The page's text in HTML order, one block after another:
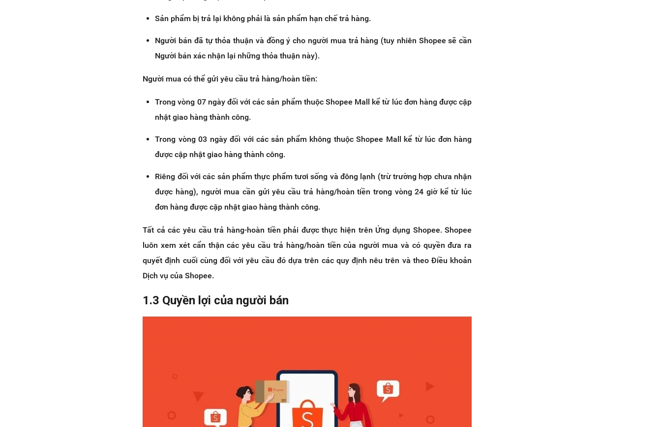
Sản phẩm bị trả lại không phải là sản phẩm hạn chế trả hàng.
Người bán đã tự thỏa thuận và đồng ý cho người mua trả hàng (tuy nhiên Shopee sẽ cần
Người bán xác nhận lại những thỏa thuận này).
Người mua có thể gửi yêu cầu trả hàng/hoàn tiền:
Trong vòng 07 ngày đối với các sản phẩm thuộc Shopee Mall kể từ lúc đơn hàng được cập
nhật giao hàng thành công.
Trong vòng 03 ngày đối với các sản phẩm không thuộc Shopee Mall kể từ lúc đơn hàng
được cập nhật giao hàng thành công.
Riêng đối với các sản phẩm thực phẩm tươi sống và đông lạnh (trừ trường hợp chưa nhận
được hàng), người mua cần gửi yêu cầu trả hàng/hoàn tiền trong vòng 24 giờ kể từ lúc
đơn hàng được cập nhật giao hàng thành công.
Tất cả các yêu cầu trả hàng-hoàn tiền phải được thực hiện trên Ứng dụng Shopee. Shopee
luôn xem xét cẩn thận các yêu cầu trả hàng/hoàn tiền của người mua và có quyền đưa ra
quyết định cuối cùng đối với yêu cầu đó dựa trên các quy định nêu trên và theo Điều khoản
Dịch vụ của Shopee.
1.3 Quyền lợi của người bán